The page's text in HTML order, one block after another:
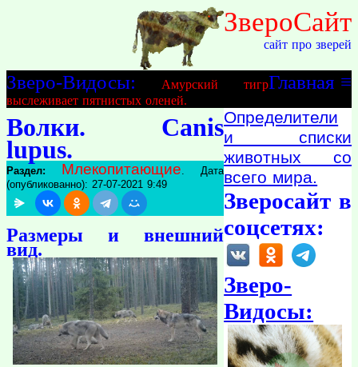
ЗвероСайт
сайт про зверей
≡
Главная
Зверо-Видосы:
Амурский тигр
выслеживает пятнистых оленей.
Волки. Canis
lupus.
Раздел: Млекопитающие. Дата
(опубликованно): 27-07-2021 9:49
Размеры и внешний
вид.
Определители
и списки
животных со
всего мира.
Зверосайт в
соцсетях:
Зверо-
Видосы: